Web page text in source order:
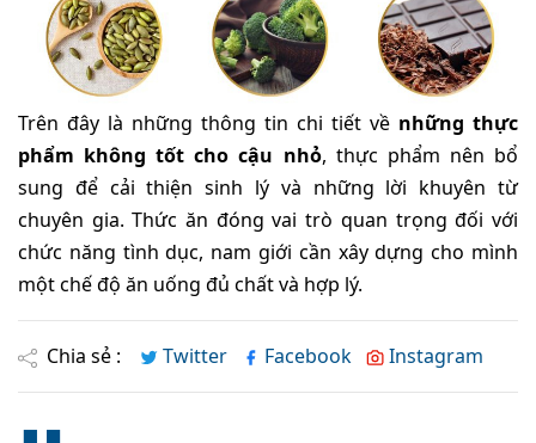
Trên đây là những thông tin chi tiết về những thực
phẩm không tốt cho cậu nhỏ, thực phẩm nên bổ
sung để cải thiện sinh lý và những lời khuyên từ
chuyên gia. Thức ăn đóng vai trò quan trọng đối với
chức năng tình dục, nam giới cần xây dựng cho mình
một chế độ ăn uống đủ chất và hợp lý.
Chia sẻ : Twitter Facebook Instagram